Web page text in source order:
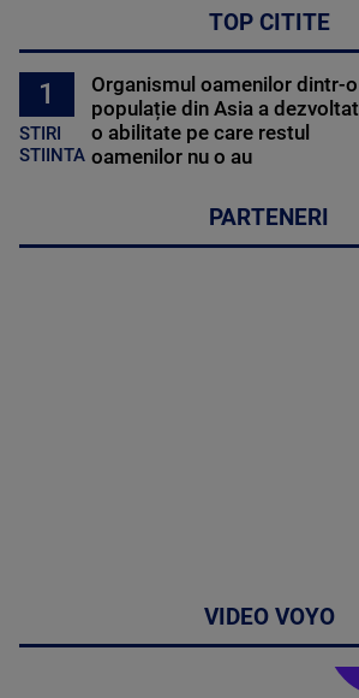
TOP CITITE
1
STIRI
STIINTA
Organismul oamenilor dintr-o
populație din Asia a dezvoltat
o abilitate pe care restul
oamenilor nu o au
PARTENERI
VIDEO VOYO